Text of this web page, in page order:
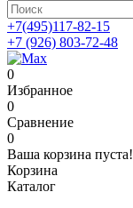
+7(495)117-82-15
+7 (926) 803-72-48
0
Избранное
0
Сравнение
0
Ваша корзина пуста!
Корзина
Каталог